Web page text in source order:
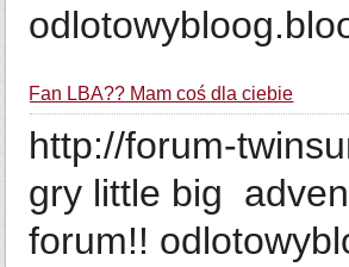
Fan LBA?? Mam coś dla ciebie
http://forum-
gry little big
forum!!